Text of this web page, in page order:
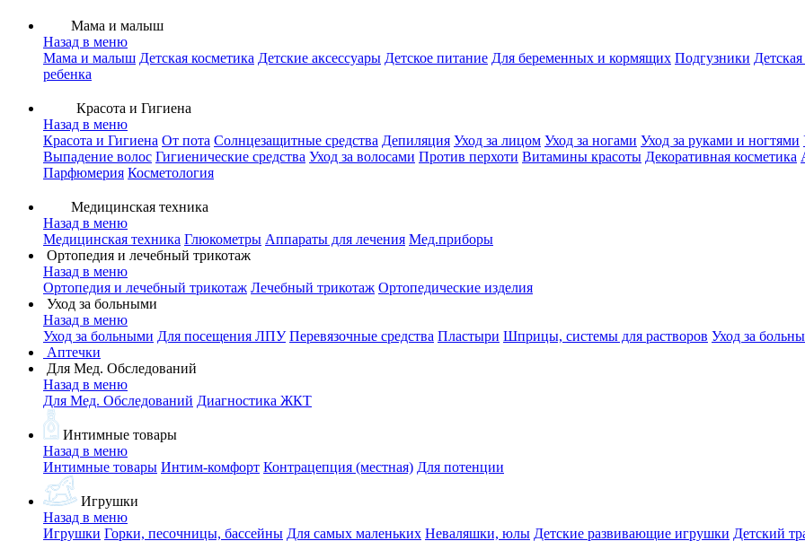
Мама и малыш
Назад в меню
Мама и малыш Детская косметика Детские аксессуары Детское питание Для беременных и кормящих Подгузники
ребенка
Красота и Гигиена
Назад в меню
Красота и Гигиена От пота Солнцезащитные средства Депиляция Уход за лицом Уход за ногами Уход за руками и ногтями
Выпадение волос Гигиенические средства Уход за волосами Против перхоти Витамины красоты Декоративная косметика
Парфюмерия Косметология
Медицинская техника
Назад в меню
Медицинская техника Глюкометры Аппараты для лечения Мед.приборы
Ортопедия и лечебный трикотаж
Назад в меню
Ортопедия и лечебный трикотаж Лечебный трикотаж Ортопедические изделия
Уход за больными
Назад в меню
Уход за больными Для посещения ЛПУ Перевязочные средства Пластыри Шприцы, системы для растворов Уход за
Аптечки
Для Мед. Обследований
Назад в меню
Для Мед. Обследований Диагностика ЖКТ
Интимные товары
Назад в меню
Интимные товары Интим-комфорт Контрацепция (местная) Для потенции
Игрушки
Назад в меню
Игрушки Горки, песочницы, бассейны Для самых маленьких Неваляшки, юлы Детские развивающие игрушки Детский